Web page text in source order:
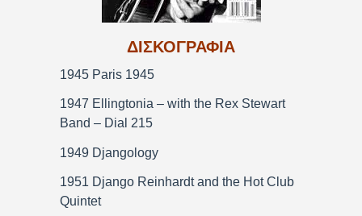
ΔΙΣΚΟΓΡΑΦΙΑ
1945 Paris 1945
1947 Ellingtonia – with the Rex Stewart
Band – Dial 215
1949 Djangology
1951 Django Reinhardt and the Hot Club
Quintet